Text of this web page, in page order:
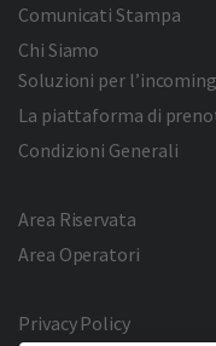
Comunicati Stampa
Chi Siamo
Soluzioni per l’incoming
La piattaforma di
Condizioni Generali
Area Riservata
Area Operatori
Privacy Policy